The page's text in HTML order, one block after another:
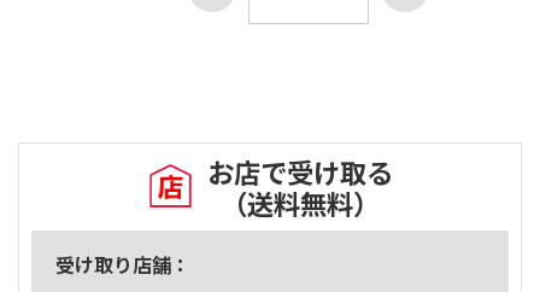
お店で受け取る
（送料無料）
受け取り店舗：